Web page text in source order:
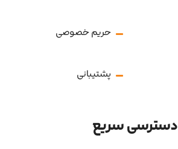
حریم خصوصی
پشتیبانی
دسترسی سریع